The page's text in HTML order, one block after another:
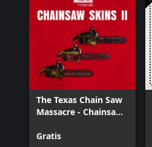
The Texas Chain Saw
Massacre - Chainsaw
Gratis